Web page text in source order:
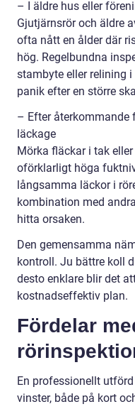
– I äldre hus eller
Gjutjärnsrör och äldre
ofta nått en ålder där
hög. Regelbundna
stambyte eller relining
panik efter en större
– Efter återkommande
läckage
Mörka fläckar i tak
oförklarligt höga
långsamma läckor i
kombination med
hitta orsaken.
Den gemensamma
kontroll. Ju bättre koll
desto enklare blir det
kostnadseffektiv plan.
Fördelar
En professionellt
vinster, både på kort